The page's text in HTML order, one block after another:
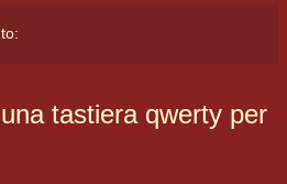
tastiera qwerty per